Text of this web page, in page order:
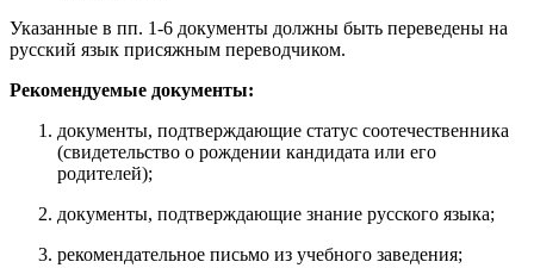
Указанные в пп. 1-6 документы должны быть переведены на
русский язык присяжным переводчиком.
Рекомендуемые документы:
документы, подтверждающие статус соотечественника
(свидетельство о рождении кандидата или его
родителей);
документы, подтверждающие знание русского языка;
рекомендательное письмо из учебного заведения;